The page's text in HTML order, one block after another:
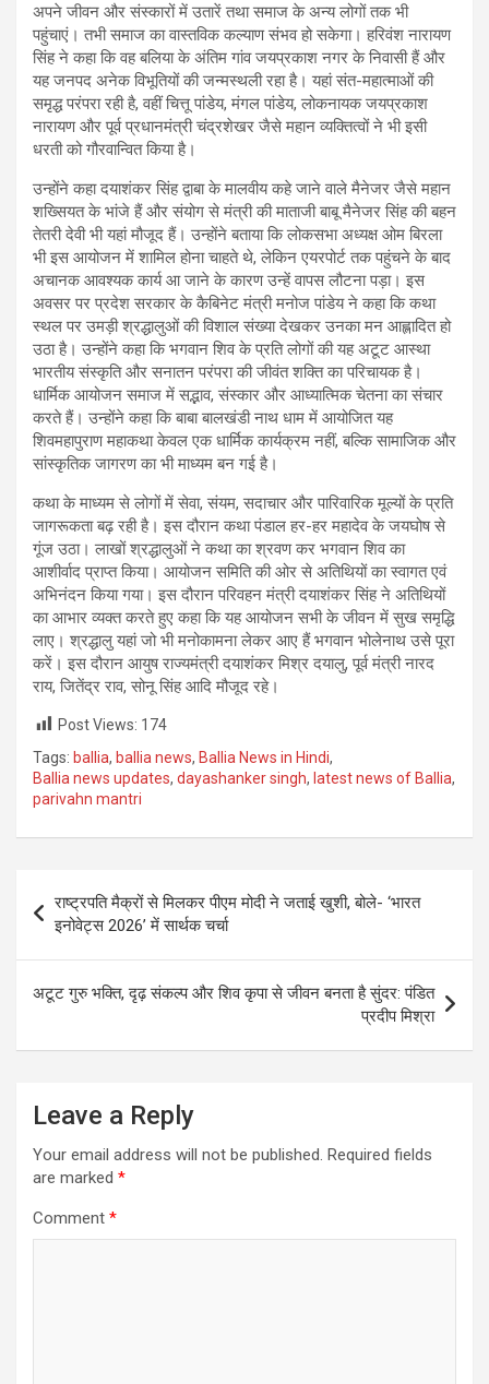
अपने जीवन और संस्कारों में उतारें तथा समाज के अन्य लोगों तक भी
पहुंचाएं। तभी समाज का वास्तविक कल्याण संभव हो सकेगा। हरिवंश नारायण
सिंह ने कहा कि वह बलिया के अंतिम गांव जयप्रकाश नगर के निवासी हैं और
यह जनपद अनेक विभूतियों की जन्मस्थली रहा है। यहां संत-महात्माओं की
समृद्ध परंपरा रही है, वहीं चित्तू पांडेय, मंगल पांडेय, लोकनायक जयप्रकाश
नारायण और पूर्व प्रधानमंत्री चंद्रशेखर जैसे महान व्यक्तित्वों ने भी इसी
धरती को गौरवान्वित किया है।
उन्होंने कहा दयाशंकर सिंह द्वाबा के मालवीय कहे जाने वाले मैनेजर जैसे महान
शख्सियत के भांजे हैं और संयोग से मंत्री की माताजी बाबू मैनेजर सिंह की बहन
तेतरी देवी भी यहां मौजूद हैं। उन्होंने बताया कि लोकसभा अध्यक्ष ओम बिरला
भी इस आयोजन में शामिल होना चाहते थे, लेकिन एयरपोर्ट तक पहुंचने के बाद
अचानक आवश्यक कार्य आ जाने के कारण उन्हें वापस लौटना पड़ा। इस
अवसर पर प्रदेश सरकार के कैबिनेट मंत्री मनोज पांडेय ने कहा कि कथा
स्थल पर उमड़ी श्रद्धालुओं की विशाल संख्या देखकर उनका मन आह्लादित हो
उठा है। उन्होंने कहा कि भगवान शिव के प्रति लोगों की यह अटूट आस्था
भारतीय संस्कृति और सनातन परंपरा की जीवंत शक्ति का परिचायक है।
धार्मिक आयोजन समाज में सद्भाव, संस्कार और आध्यात्मिक चेतना का संचार
करते हैं। उन्होंने कहा कि बाबा बालखंडी नाथ धाम में आयोजित यह
शिवमहापुराण महाकथा केवल एक धार्मिक कार्यक्रम नहीं, बल्कि सामाजिक और
सांस्कृतिक जागरण का भी माध्यम बन गई है।
कथा के माध्यम से लोगों में सेवा, संयम, सदाचार और पारिवारिक मूल्यों के प्रति
जागरूकता बढ़ रही है। इस दौरान कथा पंडाल हर-हर महादेव के जयघोष से
गूंज उठा। लाखों श्रद्धालुओं ने कथा का श्रवण कर भगवान शिव का
आशीर्वाद प्राप्त किया। आयोजन समिति की ओर से अतिथियों का स्वागत एवं
अभिनंदन किया गया। इस दौरान परिवहन मंत्री दयाशंकर सिंह ने अतिथियों
का आभार व्यक्त करते हुए कहा कि यह आयोजन सभी के जीवन में सुख समृद्धि
लाए। श्रद्धालु यहां जो भी मनोकामना लेकर आए हैं भगवान भोलेनाथ उसे पूरा
करें। इस दौरान आयुष राज्यमंत्री दयाशंकर मिश्र दयालु, पूर्व मंत्री नारद
राय, जितेंद्र राव, सोनू सिंह आदि मौजूद रहे।
Post Views: 174
Tags: ballia, ballia news, Ballia News in Hindi,
Ballia news updates, dayashanker singh, latest news of Ballia,
parivahn mantri
navigation
राष्ट्रपति मैक्रों से मिलकर पीएम मोदी ने जताई खुशी, बोले- ‘भारत
इनोवेट्स 2026’ में सार्थक चर्चा
अटूट गुरु भक्ति, दृढ़ संकल्प और शिव कृपा से जीवन बनता है सुंदर: पंडित
प्रदीप मिश्रा
Leave a Reply
Your email address will not be published. Required fields
are marked *
Comment *